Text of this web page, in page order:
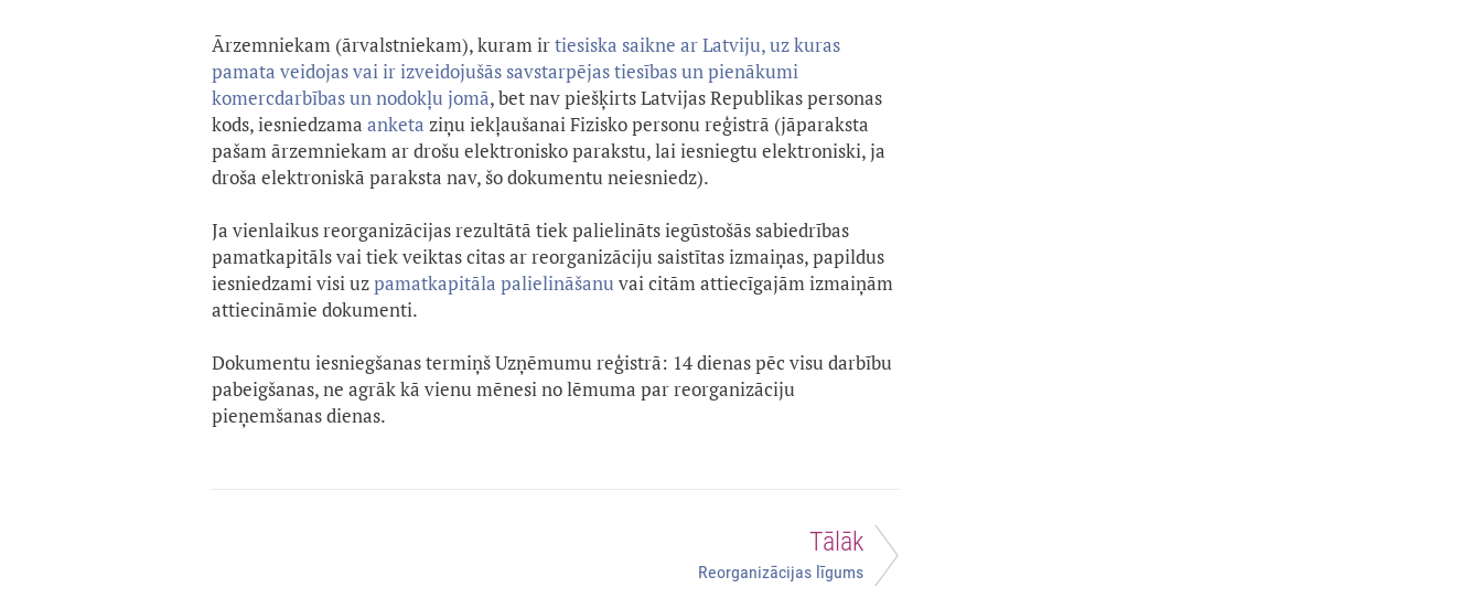
Ārzemniekam (ārvalstniekam), kuram irtiesiska saikne ar Latviju, uz kuras
pamata veidojas vai ir izveidojušās savstarpējas tiesības un pienākumi
komercdarbības un nodokļu jomā, bet nav piešķirts Latvijas Republikas personas
kods, iesniedzama anketa ziņu iekļaušanai Fizisko personu reģistrā (jāparaksta
pašam ārzemniekam ar drošu elektronisko parakstu, lai iesniegtu elektroniski, ja
droša elektroniskā paraksta nav, šo dokumentu neiesniedz).
Ja vienlaikus reorganizācijas rezultātā tiek palielināts iegūstošās sabiedrības
pamatkapitāls vai tiek veiktas citas ar reorganizāciju saistītas izmaiņas, papildus
iesniedzami visi uzpamatkapitāla palielināšanu vai citām attiecīgajām izmaiņām
attiecināmie dokumenti.
Dokumentu iesniegšanas termiņš Uzņēmumu reģistrā: 14 dienas pēc visu darbību
pabeigšanas, ne agrāk kā vienu mēnesi no lēmuma par reorganizāciju
pieņemšanas dienas.
Tālāk
Reorganizācijas līgums